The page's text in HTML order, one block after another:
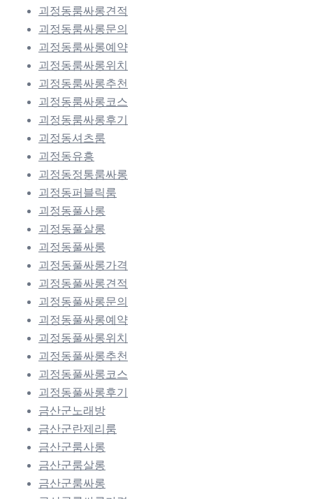
괴정동룸싸롱견적
괴정동룸싸롱문의
괴정동룸싸롱예약
괴정동룸싸롱위치
괴정동룸싸롱추천
괴정동룸싸롱코스
괴정동룸싸롱후기
괴정동셔츠룸
괴정동유흥
괴정동정통룸싸롱
괴정동퍼블릭룸
괴정동풀사롱
괴정동풀살롱
괴정동풀싸롱
괴정동풀싸롱가격
괴정동풀싸롱견적
괴정동풀싸롱문의
괴정동풀싸롱예약
괴정동풀싸롱위치
괴정동풀싸롱추천
괴정동풀싸롱코스
괴정동풀싸롱후기
금산군노래방
금산군란제리룸
금산군룸사롱
금산군룸살롱
금산군룸싸롱